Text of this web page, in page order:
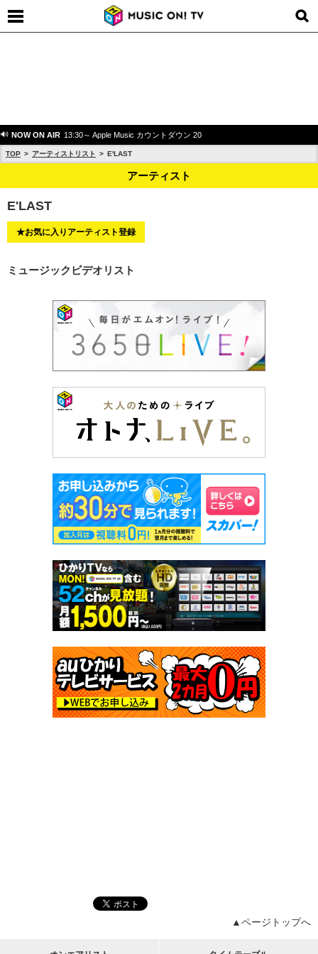
NOW ON AIR 13:30～ Apple Music カウントダウン 20
TOP アーティストリスト E'LAST
アーティスト
E'LAST
★お気に入りアーティスト登録
ミュージックビデオリスト
▲ページトップへ